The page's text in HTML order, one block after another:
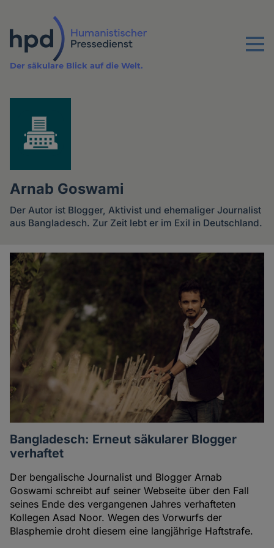
Inhalt
Menu
Der säkulare Blick auf die Welt.
Arnab Goswami
Der Autor ist Blogger, Aktivist und ehemaliger Journalist
aus Bangladesch. Zur Zeit lebt er im Exil in Deutschland.
Artikel
des
Autoren
Bangladesch: Erneut säkularer Blogger
verhaftet
Der bengalische Journalist und Blogger Arnab
Goswami schreibt auf seiner Webseite über den Fall
seines Ende des vergangenen Jahres verhafteten
Kollegen Asad Noor. Wegen des Vorwurfs der
Blasphemie droht diesem eine langjährige Haftstrafe.